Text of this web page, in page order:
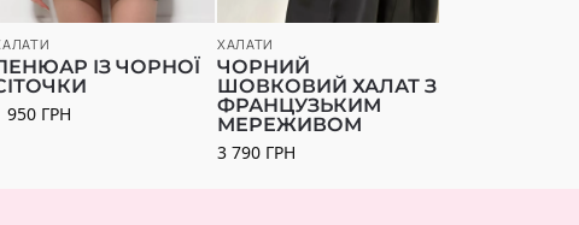
ІЗ ЧОРНОЇ
950 ГРН
ХАЛАТИ
ЧОРНИЙ
ШОВКОВИЙ ХАЛАТ З
ФРАНЦУЗЬКИМ
МЕРЕЖИВОМ
3 790 ГРН